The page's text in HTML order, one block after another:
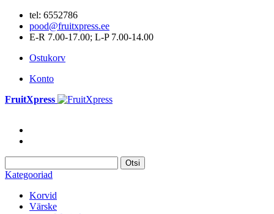
tel: 6552786
pood@fruitxpress.ee
E-R 7.00-17.00; L-P 7.00-14.00
Ostukorv
Konto
FruitXpress
Otsi
Kategooriad
Korvid
Värske